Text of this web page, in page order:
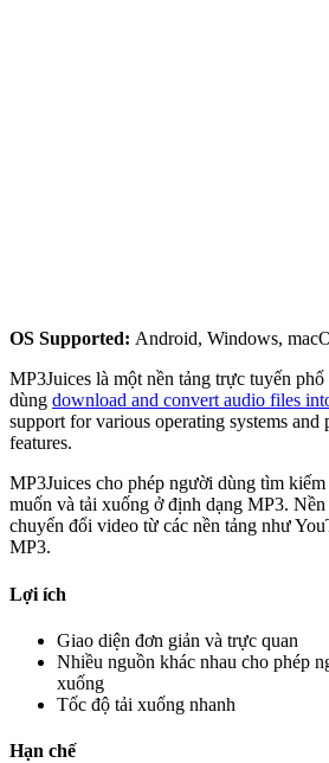
OS Supported: Android, Windows,
MP3Juices là một nền tảng trực tuyến
dùng download and convert audio files
support for various operating systems and
features.
MP3Juices cho phép người dùng tìm kiếm
muốn và tải xuống ở định dạng MP3.
chuyển đổi video từ các nền tảng như
MP3.
Lợi ích
Giao diện đơn giản và trực quan
Nhiều nguồn khác nhau cho phép
xuống
Tốc độ tải xuống nhanh
Hạn chế